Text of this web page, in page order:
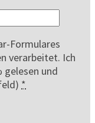
Formulares
verarbeitet. Ich
und
*